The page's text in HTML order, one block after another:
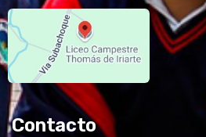
Contacto